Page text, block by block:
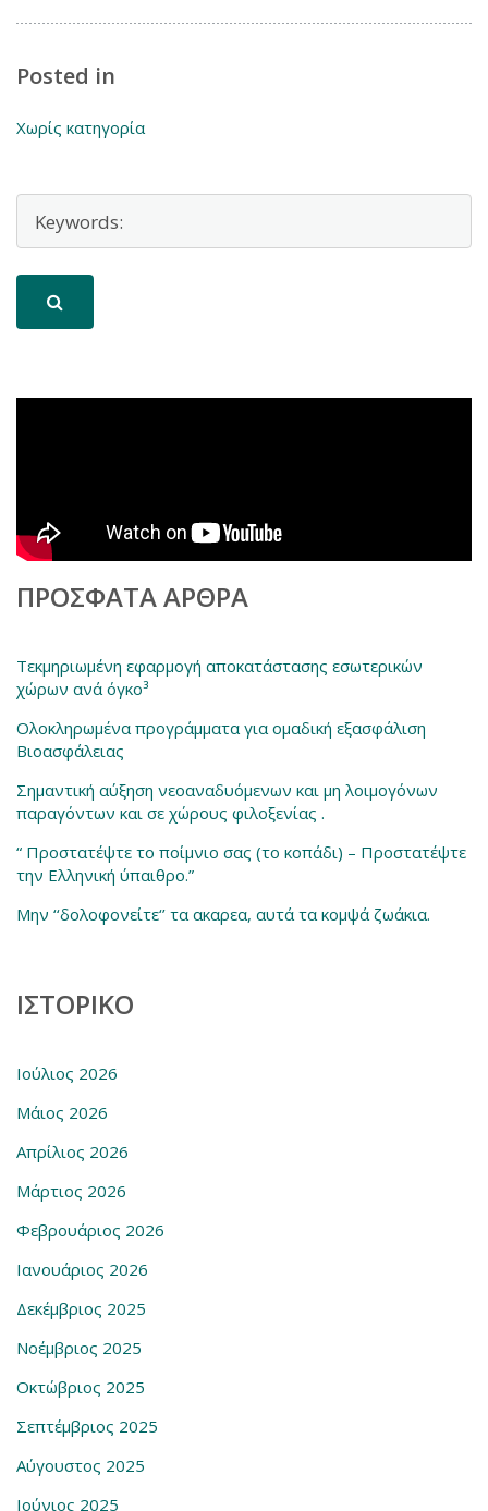
Posted in
Χωρίς κατηγορία
ΠΡΌΣΦΑΤΑ ΆΡΘΡΑ
Τεκμηριωμένη εφαρμογή αποκατάστασης εσωτερικών
χώρων ανά όγκο³
Ολοκληρωμένα προγράμματα για ομαδική εξασφάλιση
Βιοασφάλειας
Σημαντική αύξηση νεοαναδυόμενων και μη λοιμογόνων
παραγόντων και σε χώρους φιλοξενίας .
“ Προστατέψτε το ποίμνιο σας (το κοπάδι) – Προστατέψτε
την Ελληνική ύπαιθρο.”
Μην ‘‘δολοφονείτε‘’ τα ακαρεα, αυτά τα κομψά ζωάκια.
ΙΣΤΟΡΙΚΌ
Ιούλιος 2026
Μάιος 2026
Απρίλιος 2026
Μάρτιος 2026
Φεβρουάριος 2026
Ιανουάριος 2026
Δεκέμβριος 2025
Νοέμβριος 2025
Οκτώβριος 2025
Σεπτέμβριος 2025
Αύγουστος 2025
Ιούνιος 2025